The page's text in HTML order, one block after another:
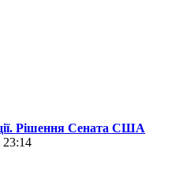
Рішення Сената США